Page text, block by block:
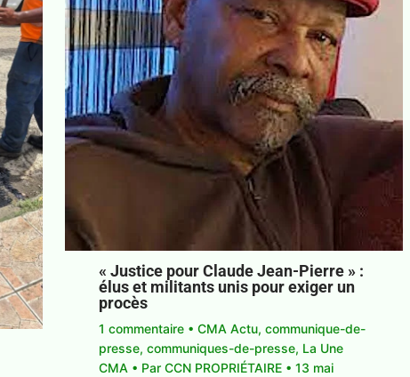
« Justice pour Claude Jean-Pierre » :
élus et militants unis pour exiger un
procès
1 commentaire •CMA Actu,communique-de-
presse,communiques-de-presse, La Une
CMA • ParCCN PROPRIÉTAIRE •13 mai